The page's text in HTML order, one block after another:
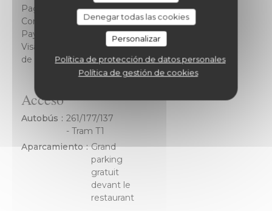
Denegar todas las cookies
Personalizar
Política de protección de datos personales
Política de gestión de cookies
Pago móvil,
Contactless
Payment, Efectivo,
Visa, Cheques, Tarjeta
de Crédito
Acceso
Autobús
261/177/137
- Tram T1
Aparcamiento
Grand
parking
gratuit
devant le
restaurant